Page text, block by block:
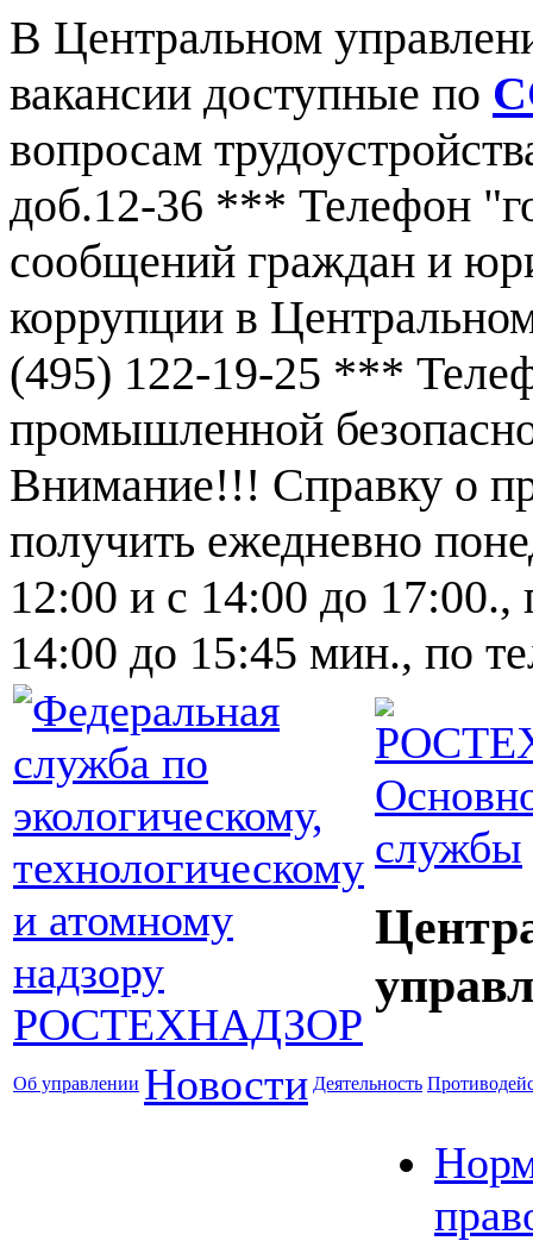
В Центральном
вакансии доступные по
вопросам
доб.12-36 *** Телефон
сообщений граждан и
коррупции в
(495) 122-19-25 ***
промышленной
Внимание!!! Справку о
получить ежедневно
12:00 и с 14:00 до 17:00.,
14:00 до 15:45 мин., по
службы
Об управлении Новости Деятельность